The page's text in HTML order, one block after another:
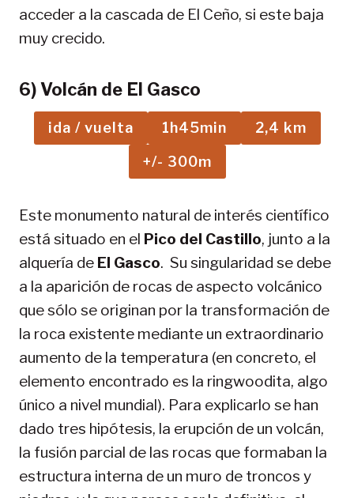
acceder a la cascada de El Ceño, si este baja
muy crecido.
6) Volcán de El Gasco
ida / vuelta 1h45min 2,4 km
+/- 300m
Este monumento natural de interés científico
está situado en el Pico del Castillo, junto a la
alquería de El Gasco. Su singularidad se debe
a la aparición de rocas de aspecto volcánico
que sólo se originan por la transformación de
la roca existente mediante un extraordinario
aumento de la temperatura (en concreto, el
elemento encontrado es la ringwoodita, algo
único a nivel mundial). Para explicarlo se han
dado tres hipótesis, la erupción de un volcán,
la fusión parcial de las rocas que formaban la
estructura interna de un muro de troncos y